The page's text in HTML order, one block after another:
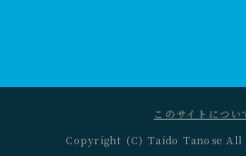
このサイトについ
Copyright (C) Taido Tanose All